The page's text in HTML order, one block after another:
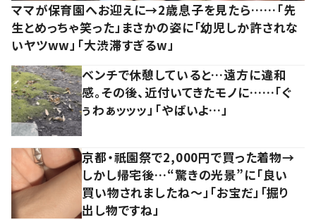
ママが保育園へお迎えに→2歳息子を見たら……「先
生とめっちゃ笑った」まさかの姿に「幼児しか許されな
いヤツww」「大渋滞すぎるw」
ベンチで休憩していると…遠方に違和
感。その後、近付いてきたモノに……「ぐ
ぅわぁッッッ」「やばいよ…」
京都・祇園祭で2,000円で買った着物→
しかし帰宅後…“驚きの光景”に「良い
買い物されましたね～」「お宝だ」「掘り
出し物ですね」